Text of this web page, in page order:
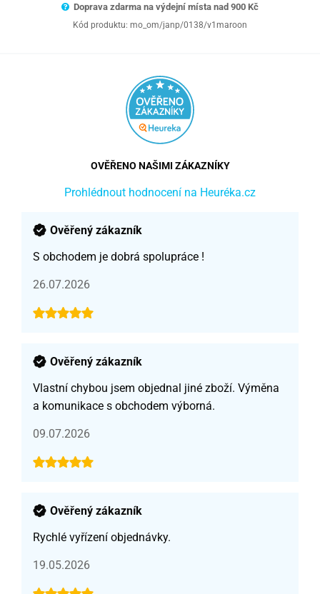
Doprava zdarma na výdejní místa nad 900 Kč
Kód produktu: mo_om/janp/0138/v1maroon
OVĚŘENO NAŠIMI ZÁKAZNÍKY
Prohlédnout hodnocení na Heuréka.cz
Ověřený zákazník
S obchodem je dobrá spolupráce !
26.07.2026
Ověřený zákazník
Vlastní chybou jsem objednal jiné zboží. Výměna
a komunikace s obchodem výborná.
09.07.2026
Ověřený zákazník
Rychlé vyřízení objednávky.
19.05.2026